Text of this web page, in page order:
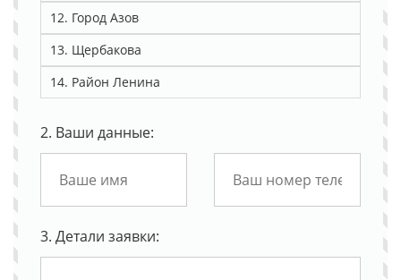
12. Город Азов
13. Щербакова
14. Район Ленина
2. Ваши данные:
3. Детали заявки: